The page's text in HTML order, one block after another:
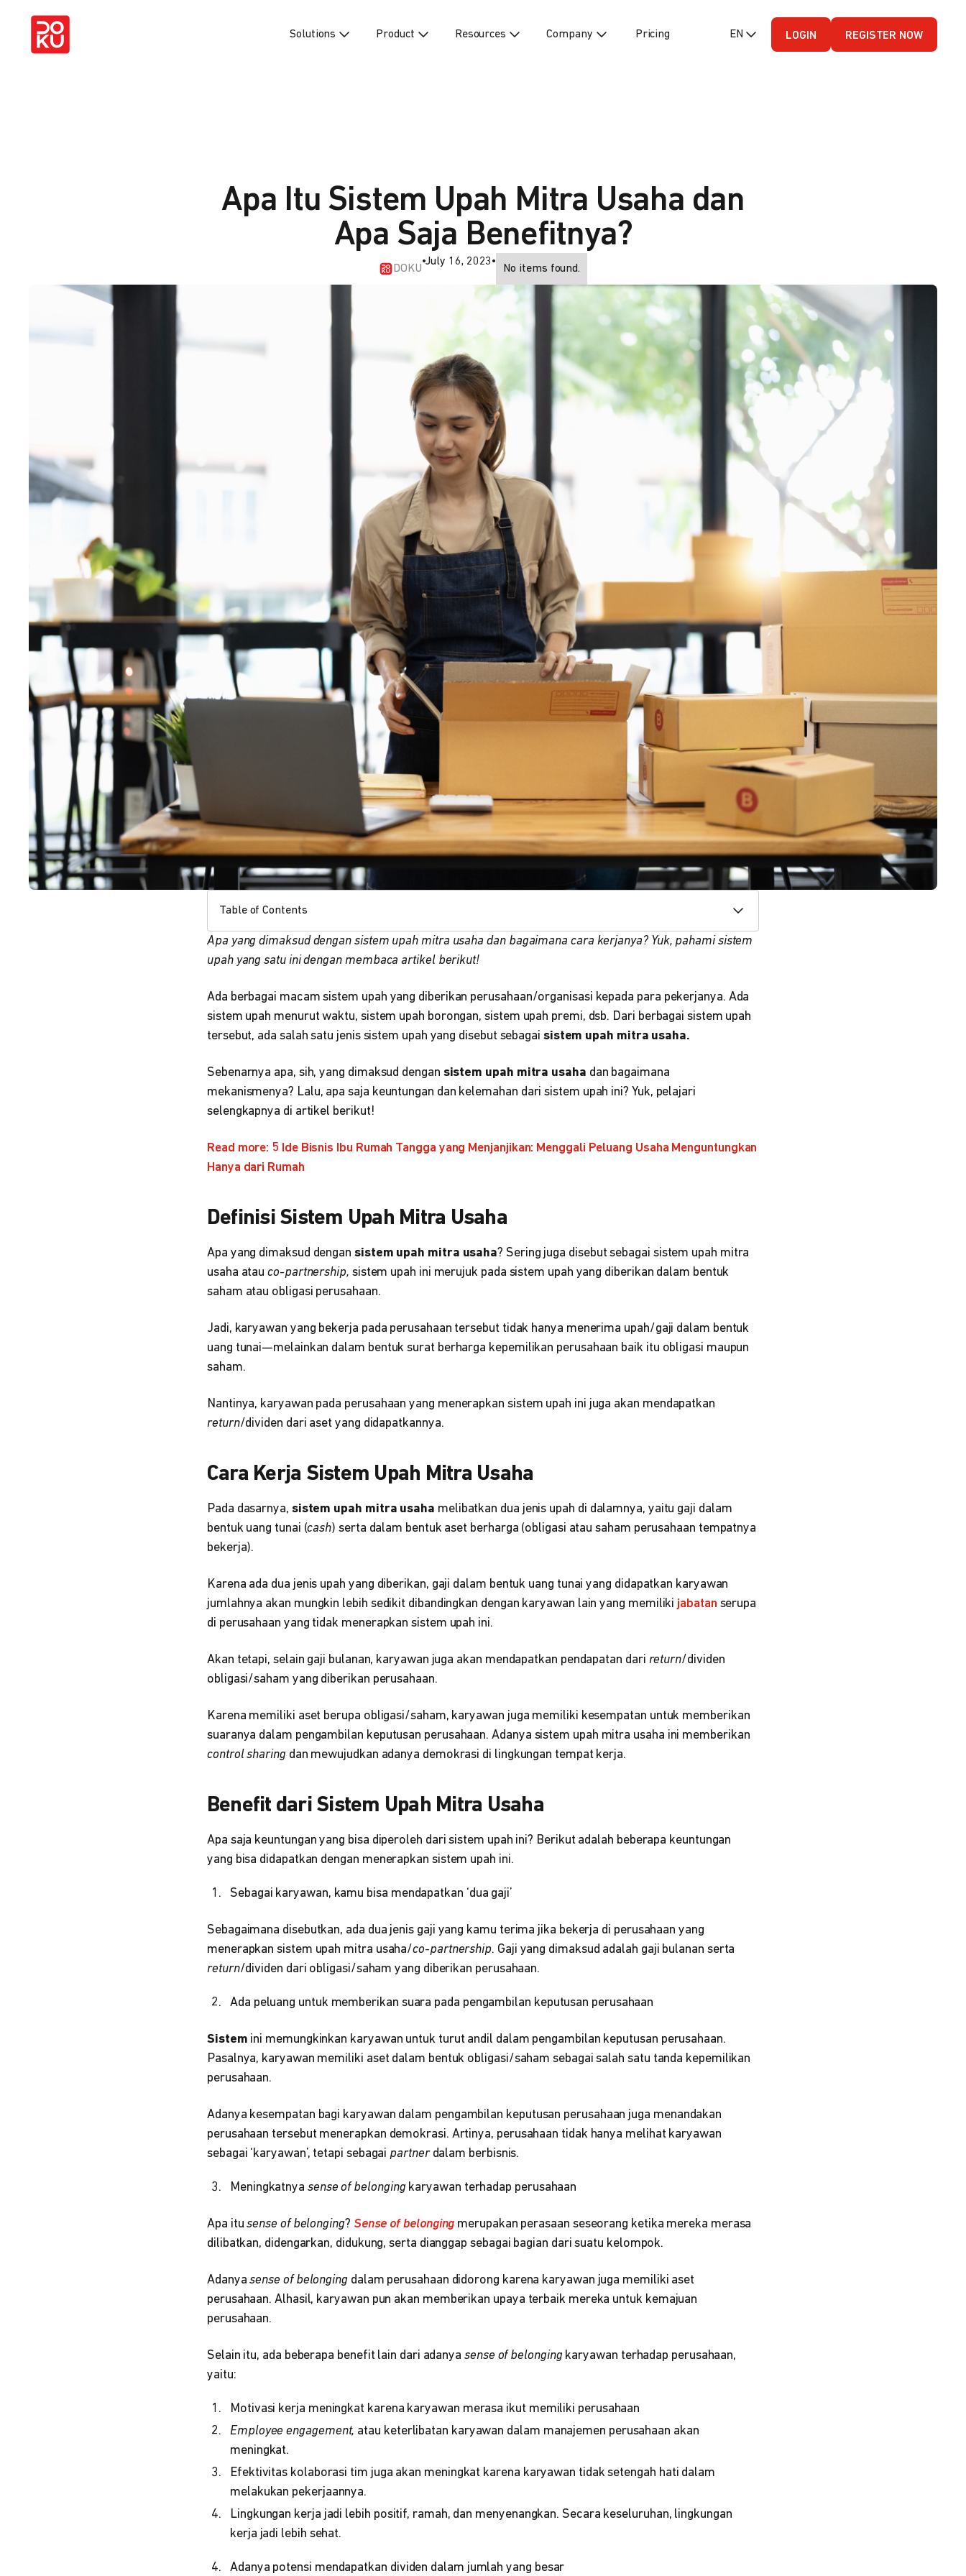
Solutions Product Resources Company Pricing EN (English - US)
LOGIN REGISTER NOW
Apa Itu Sistem Upah Mitra Usaha dan
Apa Saja Benefitnya?
DOKU
•July 16, 2023•
No items found.
Table of Contents
Apa yang dimaksud dengan sistem upah mitra usaha dan bagaimana cara kerjanya? Yuk, pahami sistem
upah yang satu ini dengan membaca artikel berikut!
Ada berbagai macam sistem upah yang diberikan perusahaan/organisasi kepada para pekerjanya. Ada
sistem upah menurut waktu, sistem upah borongan, sistem upah premi, dsb. Dari berbagai sistem upah
tersebut, ada salah satu jenis sistem upah yang disebut sebagai sistem upah mitra usaha.
Sebenarnya apa, sih, yang dimaksud dengan sistem upah mitra usaha dan bagaimana
mekanismenya? Lalu, apa saja keuntungan dan kelemahan dari sistem upah ini? Yuk, pelajari
selengkapnya di artikel berikut!
Read more: 5 Ide Bisnis Ibu Rumah Tangga yang Menjanjikan: Menggali Peluang Usaha Menguntungkan
Hanya dari Rumah
Definisi Sistem Upah Mitra Usaha
Apa yang dimaksud dengan sistem upah mitra usaha? Sering juga disebut sebagai sistem upah mitra
usaha atauco-partnership, sistem upah ini merujuk pada sistem upah yang diberikan dalam bentuk
saham atau obligasi perusahaan.
Jadi, karyawan yang bekerja pada perusahaan tersebut tidak hanya menerima upah/gaji dalam bentuk
uang tunai—melainkan dalam bentuk surat berharga kepemilikan perusahaan baik itu obligasi maupun
saham.
Nantinya, karyawan pada perusahaan yang menerapkan sistem upah ini juga akan mendapatkan
return/dividen dari aset yang didapatkannya.
Cara Kerja Sistem Upah Mitra Usaha
Pada dasarnya, sistem upah mitra usaha melibatkan dua jenis upah di dalamnya, yaitu gaji dalam
bentuk uang tunai (cash) serta dalam bentuk aset berharga (obligasi atau saham perusahaan tempatnya
bekerja).
Karena ada dua jenis upah yang diberikan, gaji dalam bentuk uang tunai yang didapatkan karyawan
jumlahnya akan mungkin lebih sedikit dibandingkan dengan karyawan lain yang memiliki jabatan serupa
di perusahaan yang tidak menerapkan sistem upah ini.
Akan tetapi, selain gaji bulanan, karyawan juga akan mendapatkan pendapatan dari return/dividen
obligasi/saham yang diberikan perusahaan.
Karena memiliki aset berupa obligasi/saham, karyawan juga memiliki kesempatan untuk memberikan
suaranya dalam pengambilan keputusan perusahaan. Adanya sistem upah mitra usaha ini memberikan
control sharing dan mewujudkan adanya demokrasi di lingkungan tempat kerja.
Benefit dari Sistem Upah Mitra Usaha
Apa saja keuntungan yang bisa diperoleh dari sistem upah ini? Berikut adalah beberapa keuntungan
yang bisa didapatkan dengan menerapkan sistem upah ini.
Sebagai karyawan, kamu bisa mendapatkan ‘dua gaji’
Sebagaimana disebutkan, ada dua jenis gaji yang kamu terima jika bekerja di perusahaan yang
menerapkan sistem upah mitra usaha/co-partnership. Gaji yang dimaksud adalah gaji bulanan serta
return/dividen dari obligasi/saham yang diberikan perusahaan.
Ada peluang untuk memberikan suara pada pengambilan keputusan perusahaan
Sistem ini memungkinkan karyawan untuk turut andil dalam pengambilan keputusan perusahaan.
Pasalnya, karyawan memiliki aset dalam bentuk obligasi/saham sebagai salah satu tanda kepemilikan
perusahaan.
Adanya kesempatan bagi karyawan dalam pengambilan keputusan perusahaan juga menandakan
perusahaan tersebut menerapkan demokrasi. Artinya, perusahaan tidak hanya melihat karyawan
sebagai ‘karyawan’, tetapi sebagai partnerdalam berbisnis.
Meningkatnya sense of belonging karyawan terhadap perusahaan
Apa itusense of belonging? Sense of belonging merupakan perasaan seseorang ketika mereka merasa
dilibatkan, didengarkan, didukung, serta dianggap sebagai bagian dari suatu kelompok.
Adanyasense of belonging dalam perusahaan didorong karena karyawan juga memiliki aset
perusahaan. Alhasil, karyawan pun akan memberikan upaya terbaik mereka untuk kemajuan
perusahaan.
Selain itu, ada beberapa benefit lain dari adanya sense of belonging karyawan terhadap perusahaan,
yaitu:
Motivasi kerja meningkat karena karyawan merasa ikut memiliki perusahaan
Employee engagement, atau keterlibatan karyawan dalam manajemen perusahaan akan
meningkat.
Efektivitas kolaborasi tim juga akan meningkat karena karyawan tidak setengah hati dalam
melakukan pekerjaannya.
Lingkungan kerja jadi lebih positif, ramah, dan menyenangkan. Secara keseluruhan, lingkungan
kerja jadi lebih sehat.
Adanya potensi mendapatkan dividen dalam jumlah yang besar